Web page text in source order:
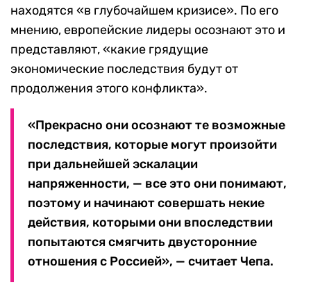
находятся «в глубочайшем кризисе». По его
мнению, европейские лидеры осознают это и
представляют, «какие грядущие
экономические последствия будут от
продолжения этого конфликта».
«Прекрасно они осознают те возможные
последствия, которые могут произойти
при дальнейшей эскалации
напряженности, — все это они понимают,
поэтому и начинают совершать некие
действия, которыми они впоследствии
попытаются смягчить двусторонние
отношения с Россией», — считает Чепа.